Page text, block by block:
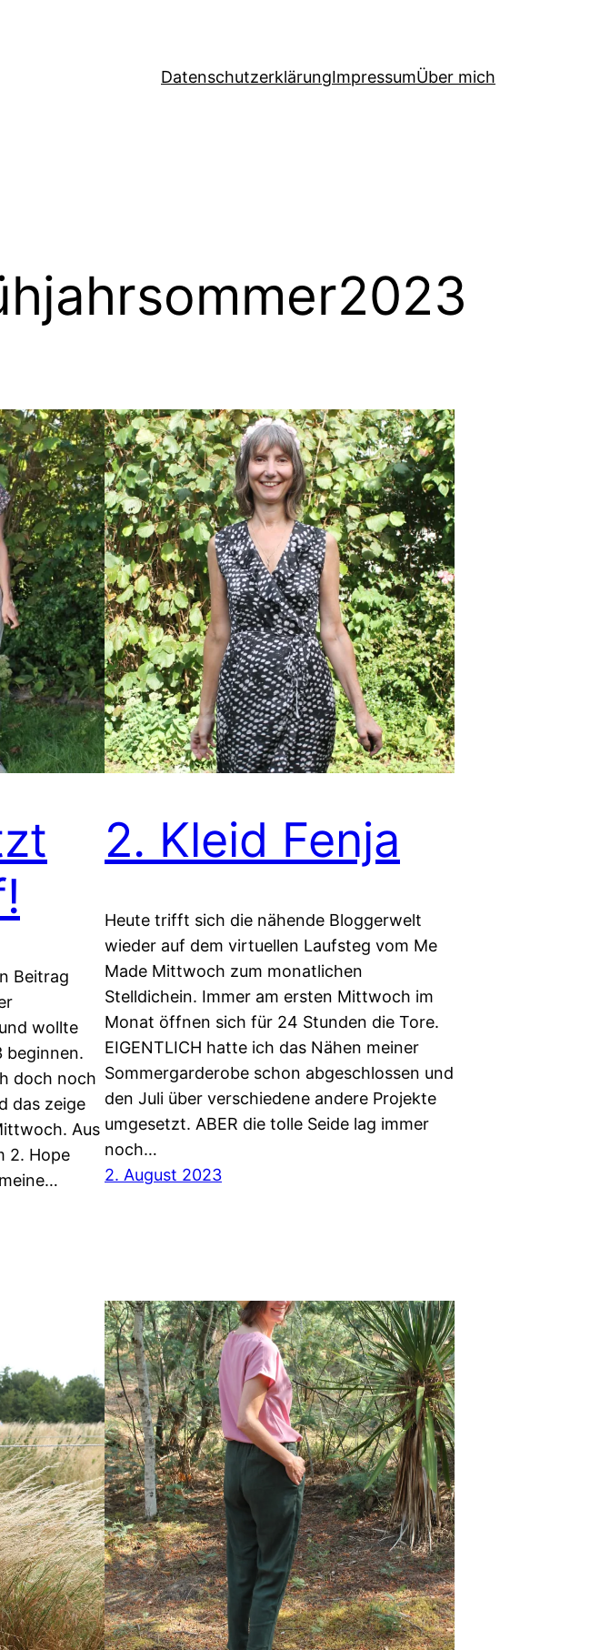
DatenschutzerklärungImpressumÜber mich
Beitrag
wollte
doch noch
das zeige
Aus
2. Hope
2. Kleid Fenja
Heute trifft sich die nähende Bloggerwelt
wieder auf dem virtuellen Laufsteg vom Me
Made Mittwoch zum monatlichen
Stelldichein. Immer am ersten Mittwoch im
Monat öffnen sich für 24 Stunden die Tore.
EIGENTLICH hatte ich das Nähen meiner
Sommergarderobe schon abgeschlossen und
den Juli über verschiedene andere Projekte
umgesetzt. ABER die tolle Seide lag immer
noch…
2. August 2023